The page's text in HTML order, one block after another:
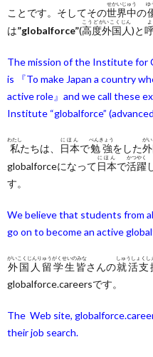
ことです。そしてその世界中
せかいじゅう
の
ゆ
は”globalforce”(高度外国人
こうどがいこくじん
)と
よ
The mission of the Institute for
is 『To make Japan a country
active role』and we call these
Institute “globalforce”
私
わたし
たちは、 日本
にほん
で勉強
べんきょう
をした
がい
globalforceになって日本
にほん
で活躍
かつやく
す。
We believe that students from
go on to become an active
外国人留学生皆
がいこくじんりゅうがくせいのみな
さんの就活支
しゅうしょくし
globalforce.careersです。
The Web site,
their job search.